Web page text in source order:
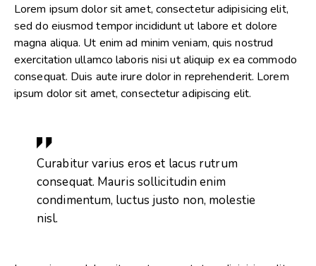
Lorem ipsum dolor sit amet, consectetur adipisicing elit,
sed do eiusmod tempor incididunt ut labore et dolore
magna aliqua. Ut enim ad minim veniam, quis nostrud
exercitation ullamco laboris nisi ut aliquip ex ea commodo
consequat. Duis aute irure dolor in reprehenderit. Lorem
ipsum dolor sit amet, consectetur adipiscing elit.
Curabitur varius eros et lacus rutrum
consequat. Mauris sollicitudin enim
condimentum, luctus justo non, molestie
nisl.